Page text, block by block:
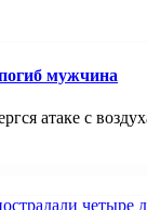
мужчина
атаке с